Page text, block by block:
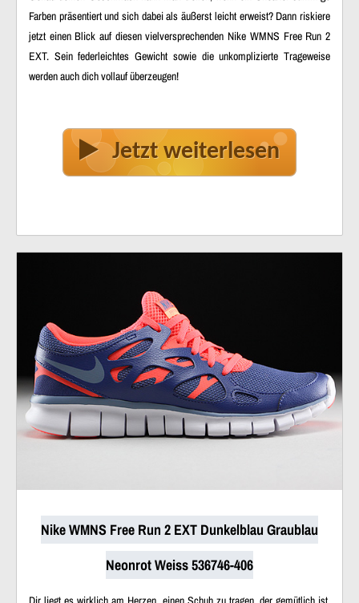
Farben präsentiert und sich dabei als äußerst leicht erweist? Dann riskiere
jetzt einen Blick auf diesen vielversprechenden Nike WMNS Free Run 2
EXT. Sein federleichtes Gewicht sowie die unkomplizierte Trageweise
werden auch dich vollauf überzeugen!
Jetzt weiterlesen
Nike WMNS Free Run 2 EXT Dunkelblau Graublau
Neonrot Weiss 536746-406